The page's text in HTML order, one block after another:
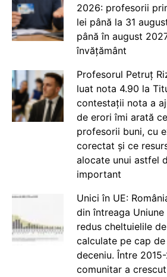
2026: profesorii
lei până la 31
până în august
învățământ
Profesorul Petruț
luat nota 4.90 la
contestații nota a
de erori îmi arată
profesorii buni, cu
corectat și ce
alocate unui astfel
important
Unici în UE:
din întreaga
redus cheltuielile
calculate pe cap
deceniu. Între
comunitar a